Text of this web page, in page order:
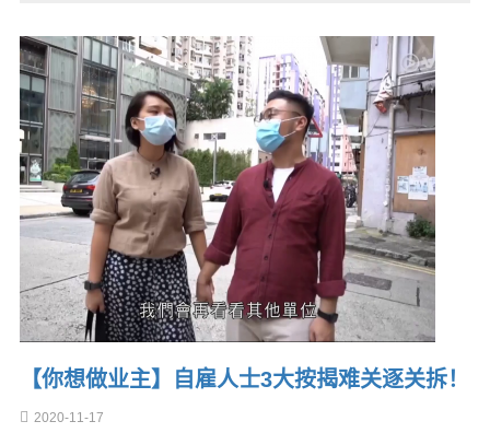
【你想做业主】自雇人士3大按揭难关逐关拆！
2020-11-17